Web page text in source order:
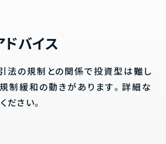
バイス
法の規制との関係で投資型は難し
制緩和の動きがあります。詳細な
ださい。